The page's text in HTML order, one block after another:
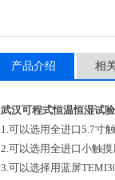
产品介绍 相
武汉可程式恒温恒湿试
1.可以选用全进口5.7寸
2.可以选用全进口小触
3.可以选择用蓝屏